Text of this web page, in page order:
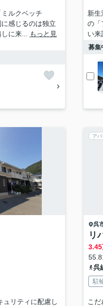
ミルクベッチ
感じるのは独立
に来...
もっと見
新生
の「
い来
募集
ュリティに配慮し
アパ
呉
リ
3.45
呉
駐
こ